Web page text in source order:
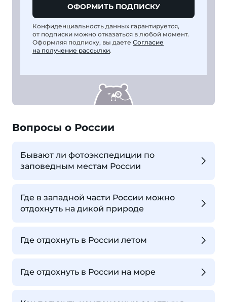
ОФОРМИТЬ ПОДПИСКУ
Конфиденциальность данных гарантируется,
от подписки можно отказаться в любой момент.
Оформляя подписку, вы даете Согласие
на получение рассылки.
Вопросы о России
Бывают ли фотоэкспедиции по
заповедным местам России
Где в западной части России можно
отдохнуть на дикой природе
Где отдохнуть в России летом
Где отдохнуть в России на море